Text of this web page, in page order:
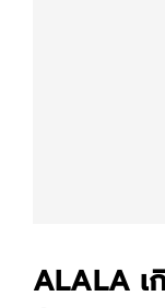
ALALA เ